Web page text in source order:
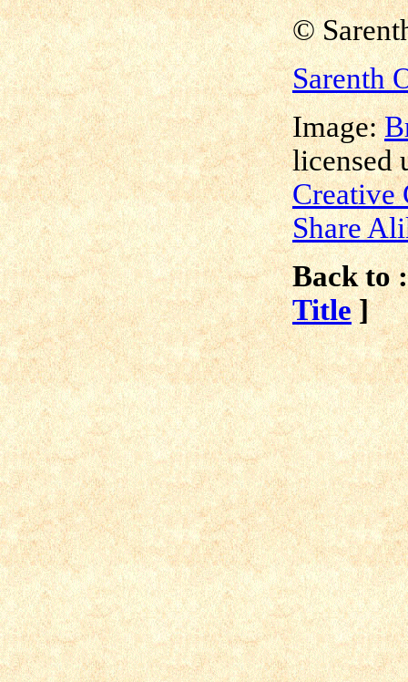
©
Sarenth
Image:
licensed
Creative
Share
Back to
Title ]